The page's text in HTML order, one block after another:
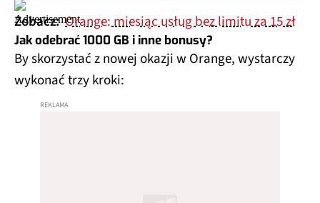
Zobacz:Orange: miesiąc usług bez limitu za 15 zł
Jak odebrać 1000 GB i inne bonusy?
By skorzystać z nowej okazji w Orange, wystarczy
wykonać trzy kroki: